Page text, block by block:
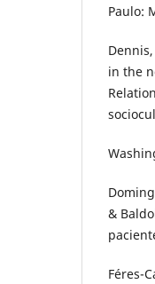
Paulo:
in the
&
Féres-